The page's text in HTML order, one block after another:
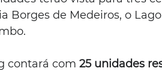
Borges de Medeiros, o
contará com 25 unidades